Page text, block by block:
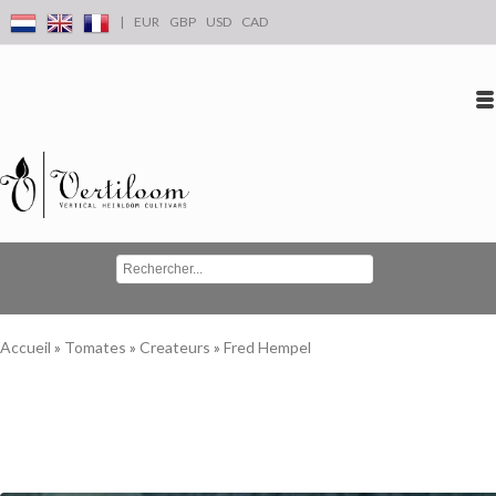
| EUR GBP USD CAD
Accueil » Tomates » Createurs » Fred Hempel